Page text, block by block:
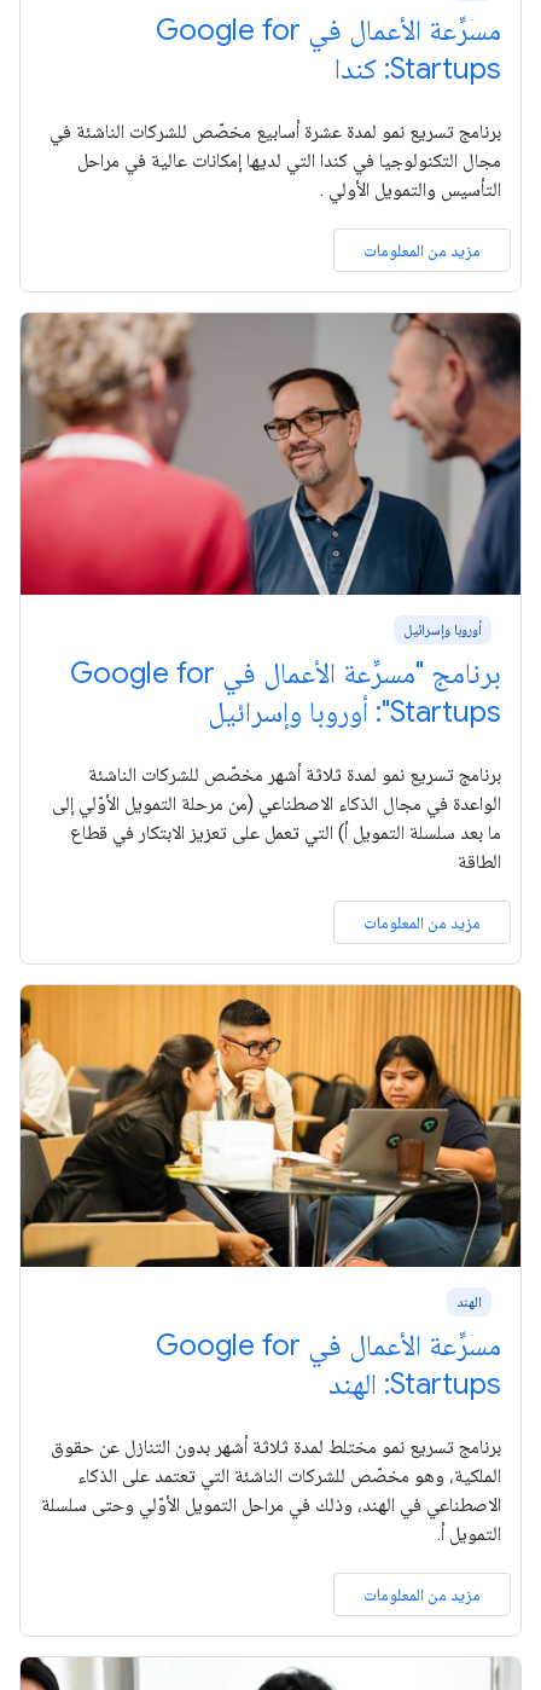
مسرِّعة الأعمال في Google for
Startups: كندا
برنامج تسريع نمو لمدة عشرة أسابيع مخصّص للشركات الناشئة في
مجال التكنولوجيا في كندا التي لديها إمكانات عالية في مراحل
التأسيس والتمويل الأولي .
مزيد من المعلومات
أوروبا وإسرائيل
برنامج "مسرِّعة الأعمال في Google for
Startups": أوروبا وإسرائيل
برنامج تسريع نمو لمدة ثلاثة أشهر مخصّص للشركات الناشئة
الواعدة في مجال الذكاء الاصطناعي (من مرحلة التمويل الأوّلي إلى
ما بعد سلسلة التمويل أ) التي تعمل على تعزيز الابتكار في قطاع
الطاقة
مزيد من المعلومات
الهند
مسرِّعة الأعمال في Google for
Startups: الهند
برنامج تسريع نمو مختلط لمدة ثلاثة أشهر بدون التنازل عن حقوق
الملكية، وهو مخصّص للشركات الناشئة التي تعتمد على الذكاء
الاصطناعي في الهند، وذلك في مراحل التمويل الأوّلي وحتى سلسلة
التمويل أ.
مزيد من المعلومات